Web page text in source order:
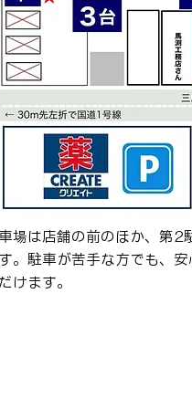
見落としがちな
カル整骨院です。 ゴール
日、急に暑くなりました
」 に注意が必要です。ま
ていませんか？今回は、5
、今からできる対策につ
場は店舗の前のほか、第2
。駐車が苦手な方でも、
けます。